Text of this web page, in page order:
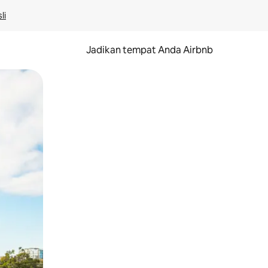
Jadikan tempat Anda Airbnb
menggeser.